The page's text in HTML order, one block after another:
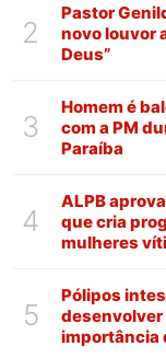
2
Pastor
novo louvor
Deus”
3
Homem é
com a PM
Paraíba
4
ALPB
que cria
mulheres
5
Pólipos
desenvolver
importância